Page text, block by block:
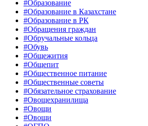
#Образование
#Образование в Казахстане
#Образование в РК
#Обращения граждан
#Обручальные кольца
#Обувь
#Общежития
#Общепит
#Общественное питание
#Общественные советы
#Обязательное страхование
#Овощехранилища
#Овощи
#Овощи